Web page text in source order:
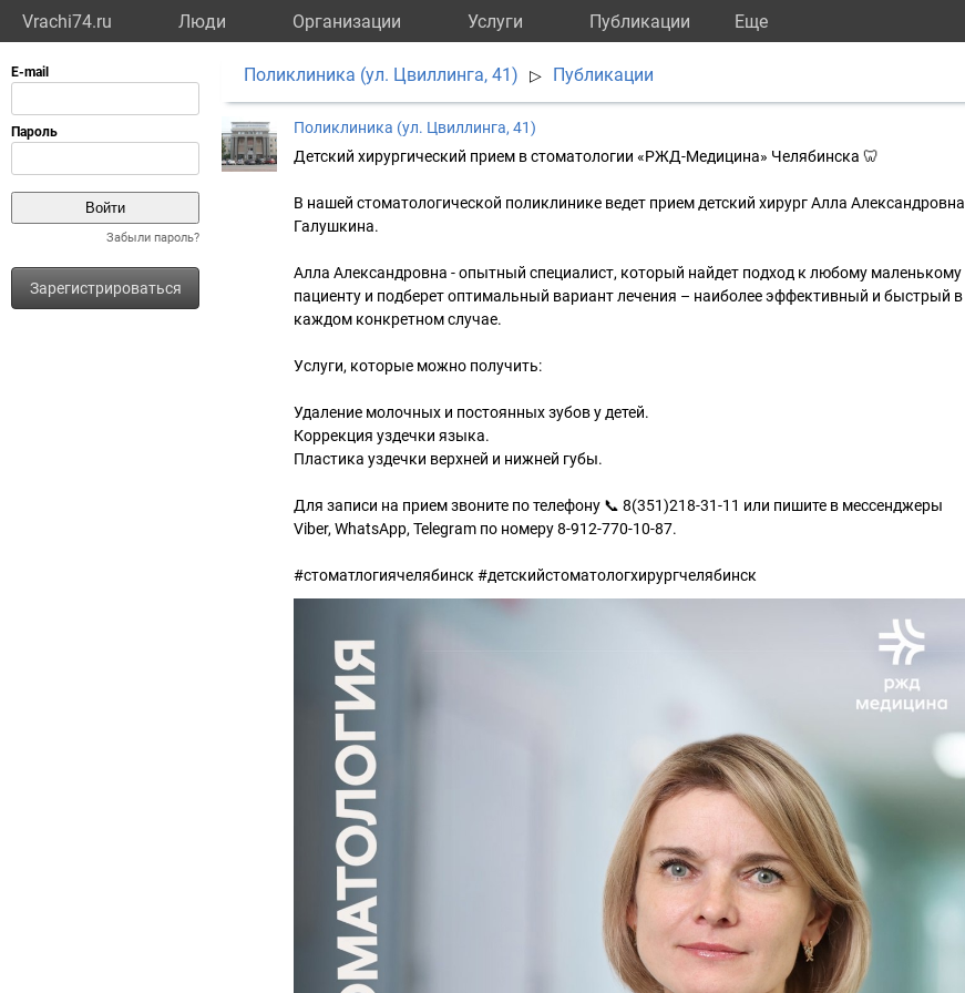
Vrachi74.ru Люди Организации Услуги Публикации Eще
Забыли пароль?
Зарегистрироваться
Поликлиника (ул. Цвиллинга, 41) ▷ Публикации
Поликлиника (ул. Цвиллинга, 41)
Детский хирургический прием в стоматологии «РЖД-Медицина» Челябинска 🦷
В нашей стоматологической поликлинике ведет прием детский хирург Алла Александровна
Галушкина.
Алла Александровна - опытный специалист, который найдет подход к любому маленькому
пациенту и подберет оптимальный вариант лечения – наиболее эффективный и быстрый в
каждом конкретном случае.
Услуги, которые можно получить:
Удаление молочных и постоянных зубов у детей.
Коррекция уздечки языка.
Пластика уздечки верхней и нижней губы.
Для записи на прием звоните по телефону 📞 8(351)218-31-11 или пишите в мессенджеры
Viber, WhatsApp, Telegram по номеру 8-912-770-10-87.
#стоматлогиячелябинск #детскийстоматологхирургчелябинск